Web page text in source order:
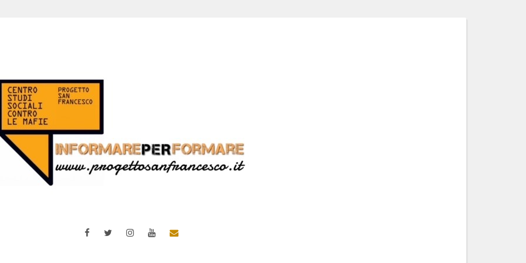
FacebookTwitterInstagramYouTubeEmail